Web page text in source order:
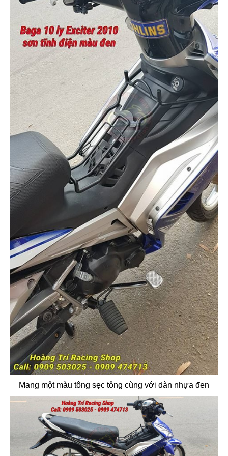
Mang một màu tông sẹc tông cùng với dàn nhựa đen